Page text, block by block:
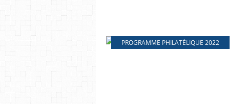
PROGRAMME PHILATÉLIQUE 2022